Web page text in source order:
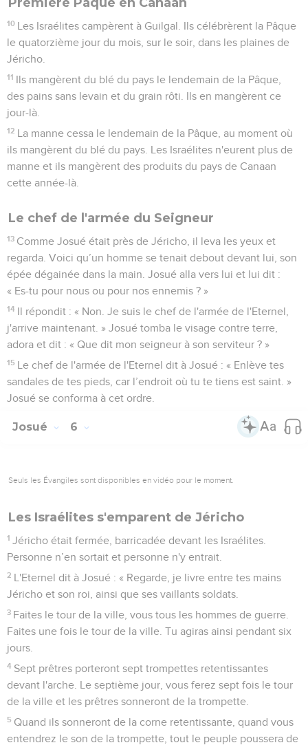
10 Les Israélites campèrent à Guilgal. Ils célébrèrent la Pâque
le quatorzième jour du mois, sur le soir, dans les plaines de
Jéricho.
11 Ils mangèrent du blé du pays le lendemain de la Pâque,
des pains sans levain et du grain rôti. Ils en mangèrent ce
jour-là.
12 La manne cessa le lendemain de la Pâque, au moment où
ils mangèrent du blé du pays. Les Israélites n'eurent plus de
manne et ils mangèrent des produits du pays de Canaan
cette année-là.
Le chef de l'armée du Seigneur
13 Comme Josué était près de Jéricho, il leva les yeux et
regarda. Voici qu’un homme se tenait debout devant lui, son
épée dégainée dans la main. Josué alla vers lui et lui dit :
« Es-tu pour nous ou pour nos ennemis ? »
14 Il répondit : « Non. Je suis le chef de l'armée de l'Eternel,
j'arrive maintenant. » Josué tomba le visage contre terre,
adora et dit : « Que dit mon seigneur à son serviteur ? »
15 Le chef de l'armée de l'Eternel dit à Josué : « Enlève tes
sandales de tes pieds, car l’endroit où tu te tiens est saint. »
Josué se conforma à cet ordre.
Josué 6
Seuls les Évangiles sont disponibles en vidéo pour le moment.
Les Israélites s'emparent de Jéricho
1 Jéricho était fermée, barricadée devant les Israélites.
Personne n’en sortait et personne n'y entrait.
2 L'Eternel dit à Josué : « Regarde, je livre entre tes mains
Jéricho et son roi, ainsi que ses vaillants soldats.
3 Faites le tour de la ville, vous tous les hommes de guerre.
Faites une fois le tour de la ville. Tu agiras ainsi pendant six
jours.
4 Sept prêtres porteront sept trompettes retentissantes
devant l'arche. Le septième jour, vous ferez sept fois le tour
de la ville et les prêtres sonneront de la trompette.
5 Quand ils sonneront de la corne retentissante, quand vous
entendrez le son de la trompette, tout le peuple poussera de